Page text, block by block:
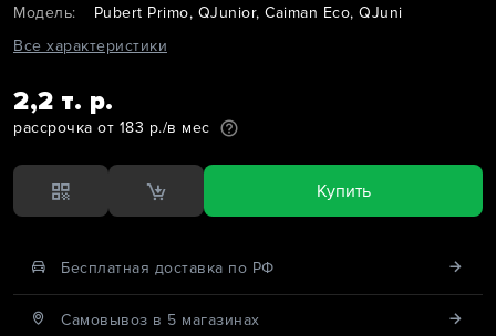
Модель:
Pubert Primo, QJunior, Caiman Eco, QJuni
Все характеристики
2,2 т. р.
рассрочка от 183 р./в мес
Купить
Бесплатная доставка по РФ
Cамовывоз в 5 магазинах